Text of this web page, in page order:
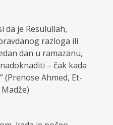
da je Resulullah,
razloga ili
dan u ramazanu,
– čak kada
(Prenose Ahmed, Et-